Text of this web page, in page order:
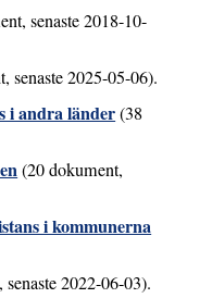
senaste 2018-10-
senaste 2025-05-06).
i andra länder(38
(20 dokument,
i kommunerna
2022-06-03).